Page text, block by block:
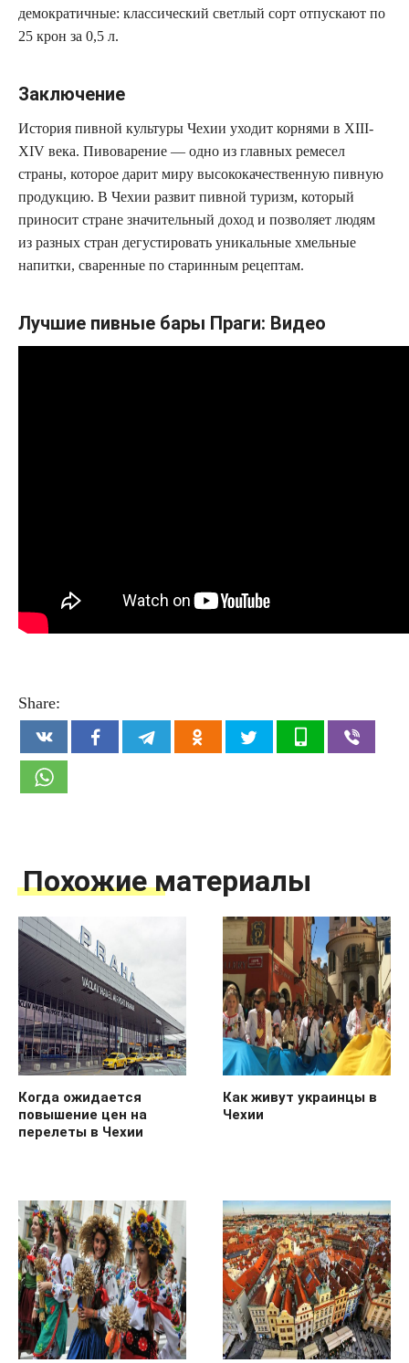
демократичные: классический светлый сорт отпускают по
25 крон за 0,5 л.
Заключение
История пивной культуры Чехии уходит корнями в XIII-
XIV века. Пивоварение — одно из главных ремесел
страны, которое дарит миру высококачественную пивную
продукцию. В Чехии развит пивной туризм, который
приносит стране значительный доход и позволяет людям
из разных стран дегустировать уникальные хмельные
напитки, сваренные по старинным рецептам.
Лучшие пивные бары Праги: Видео
Share:
Похожие материалы
Когда ожидается
повышение цен на
перелеты в Чехии
Как живут украинцы в
Чехии